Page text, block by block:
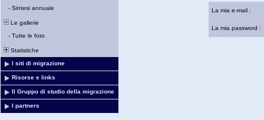
- Sintesi annuale
Le gallerie
- Tutte le foto
Statistiche
I siti di migrazione
Risorse e links
Il Gruppo di studio della migrazione
I partners
La mia e-mail :
La mia password :